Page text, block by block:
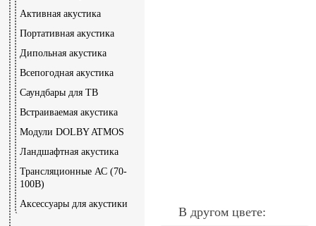
Активная акустика
Портативная акустика
Дипольная акустика
Всепогодная акустика
Саундбары для ТВ
Встраиваемая акустика
Модули DOLBY ATMOS
Ландшафтная акустика
Трансляционные АС (70-
100В)
Аксессуары для акустики
В другом цвете: